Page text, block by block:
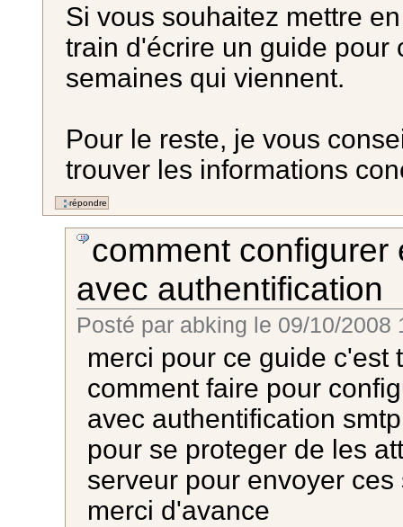
Si vous souhaitez mettre
train d'écrire un guide pour
semaines qui viennent.
Pour le reste, je vous
trouver les informations
comment
avec authentification
Posté par abking le 09/10/2008
merci pour ce guide c'est
comment faire pour
avec authentification smtp
pour se proteger de les
serveur pour envoyer ces
merci d'avance